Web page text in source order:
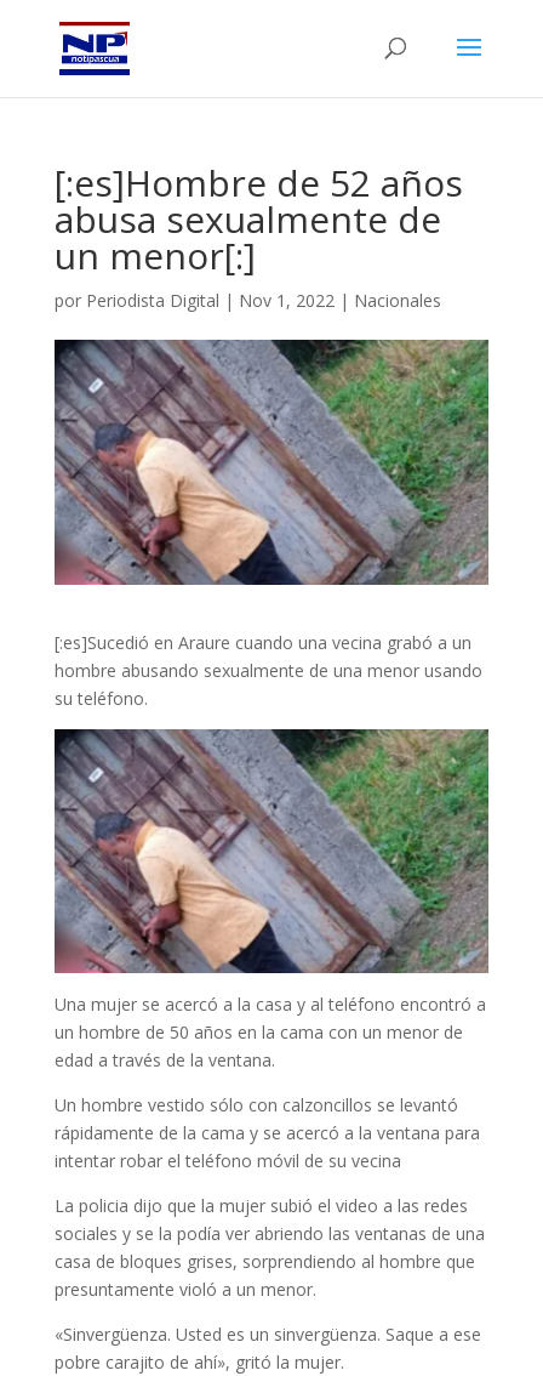
[:es]Hombre de 52 años
abusa sexualmente de
un menor[:]
por Periodista Digital | Nov 1, 2022| Nacionales
[:es]Sucedió en Araure cuando una vecina grabó a un
hombre abusando sexualmente de una menor usando
su teléfono.
Una mujer se acercó a la casa y al teléfono encontró a
un hombre de 50 años en la cama con un menor de
edad a través de la ventana.
Un hombre vestido sólo con calzoncillos se levantó
rápidamente de la cama y se acercó a la ventana para
intentar robar el teléfono móvil de su vecina
La policia dijo que la mujer subió el video a las redes
sociales y se la podía ver abriendo las ventanas de una
casa de bloques grises, sorprendiendo al hombre que
presuntamente violó a un menor.
«Sinvergüenza. Usted es un sinvergüenza. Saque a ese
pobre carajito de ahí», gritó la mujer.